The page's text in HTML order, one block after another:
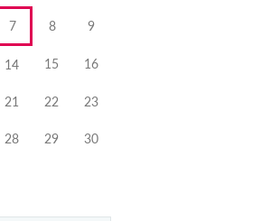
7 8 9
14 15 16
21 22 23
28 29 30